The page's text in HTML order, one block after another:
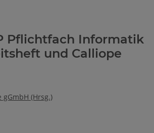
Pflichtfach Informatik
und Calliope
gGmbH (Hrsg.)